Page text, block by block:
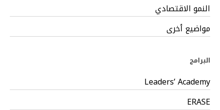
النمو الاقتصادي
مواضيع أخرى
البرامج
Leaders’ Academy
ERASE